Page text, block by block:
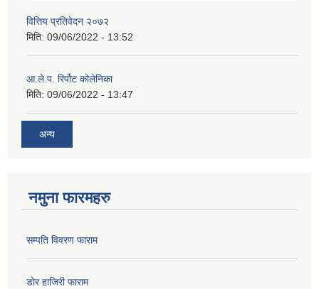
वित्तिय प्रतिवेदन २०७२
मिति: 09/06/2022 - 13:52
आ.ले.प. रिर्पोट कोलेनिका
मिति: 09/06/2022 - 13:47
अन्य
नमुना फारमहरु
सम्पति विवरण फाराम
डोर हाजिरी फाराम